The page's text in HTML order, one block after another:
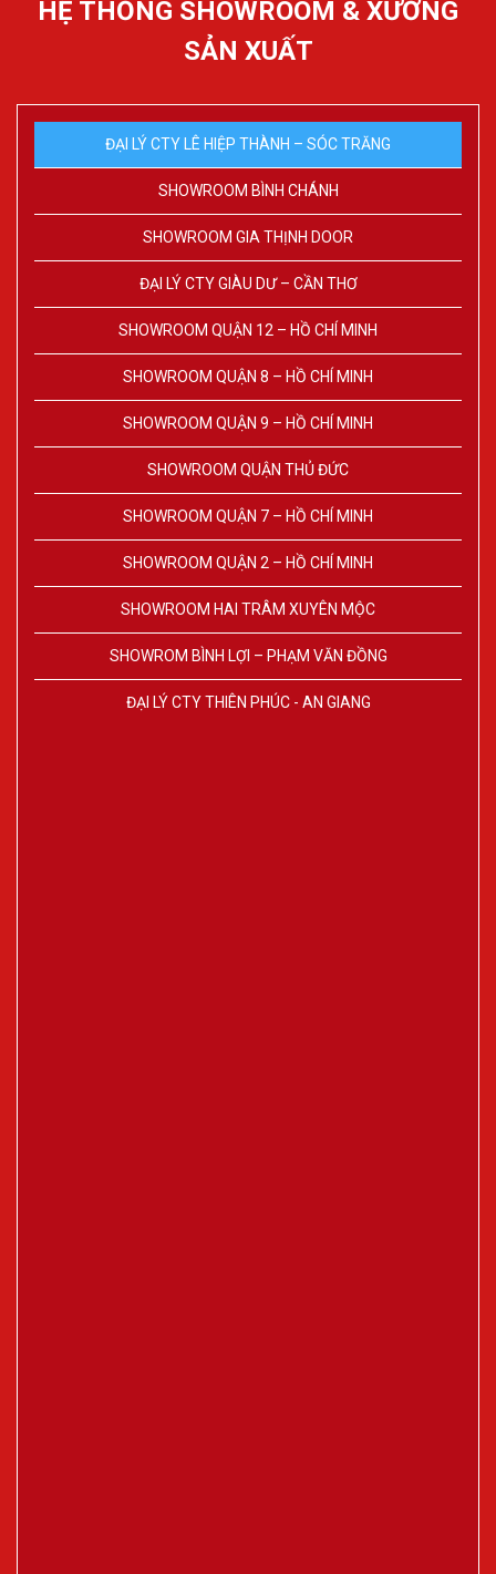
HỆ THỐNG SHOWROOM & XƯỞNG
SẢN XUẤT
ĐẠI LÝ CTY LÊ HIỆP THÀNH – SÓC TRĂNG
SHOWROOM BÌNH CHÁNH
SHOWROOM GIA THỊNH DOOR
ĐẠI LÝ CTY GIÀU DƯ – CẦN THƠ
SHOWROOM QUẬN 12 – HỒ CHÍ MINH
SHOWROOM QUẬN 8 – HỒ CHÍ MINH
SHOWROOM QUẬN 9 – HỒ CHÍ MINH
SHOWROOM QUẬN THỦ ĐỨC
SHOWROOM QUẬN 7 – HỒ CHÍ MINH
SHOWROOM QUẬN 2 – HỒ CHÍ MINH
SHOWROOM HAI TRÂM XUYÊN MỘC
SHOWROM BÌNH LỢI – PHẠM VĂN ĐỒNG
ĐẠI LÝ CTY THIÊN PHÚC - AN GIANG